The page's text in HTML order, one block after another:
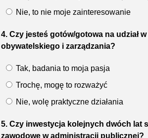
Nie, to nie moje zainteresowanie
4. Czy jesteś gotów/gotowa na udział
obywatelskiego i zarządzania?
Tak, badania to moja pasja
Trochę, mogę to rozważyć
Nie, wolę praktyczne działania
5. Czy inwestycja kolejnych dwóch lat
zawodowe w administracji publicznej?